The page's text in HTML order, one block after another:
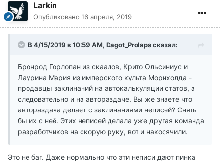
Larkin
Опубликовано 16 апреля, 2019
В 4/15/2019 в 10:59 AM, Dagot_Prolaps сказал:
Бронрод Горлопан из скаалов, Крито Ольсиниус и
Лаурина Мария из имперского культа Морнхолда -
продавцы заклинаний на автокалькуляции статов, а
следовательно и на автораздаче. Вы же знаете что
автораздача делает с заклинаниями неписей? Снять
бы их с неё. Этих неписей делала уже другая команда
разработчиков на скорую руку, вот и накосячили.
Это не баг. Даже нормально что эти неписи дают пинка